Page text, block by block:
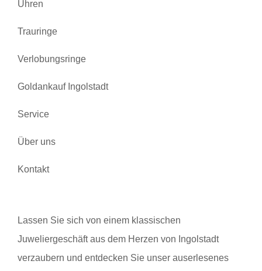
Uhren
Trauringe
Verlobungsringe
Goldankauf Ingolstadt
Service
Über uns
Kontakt
Lassen Sie sich von einem klassischen
Juweliergeschäft aus dem Herzen von Ingolstadt
verzaubern und entdecken Sie unser auserlesenes